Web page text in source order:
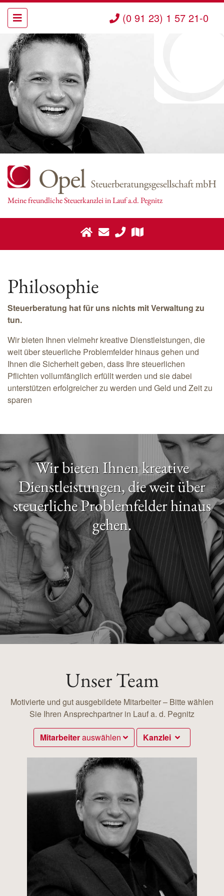
(0 91 23) 1 57 21-0
Meine freundliche Steuerkanzlei in Lauf a.d. Pegnitz
Philosophie
Steuerberatung hat für uns nichts mit Verwaltung zu
tun.
Wir bieten Ihnen vielmehr kreative Dienstleistungen, die
weit über steuerliche Problemfelder hinaus gehen und
Ihnen die Sicherheit geben, dass Ihre steuerlichen
Pflichten vollumfänglich erfüllt werden und sie dabei
unterstützen erfolgreicher zu werden und Geld und Zeit zu
sparen
Wir bieten Ihnen kreative
Dienstleistungen, die weit über
steuerliche Problemfelder hinaus
gehen.
Unser Team
Motivierte und gut ausgebildete Mitarbeiter – Bitte wählen
Sie Ihren Ansprechpartner in Lauf a. d. Pegnitz
Mitarbeiterauswählen Kanzlei